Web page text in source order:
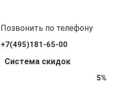
Позвонить по телефону
+7(495)181-65-00
Система скидок
5%